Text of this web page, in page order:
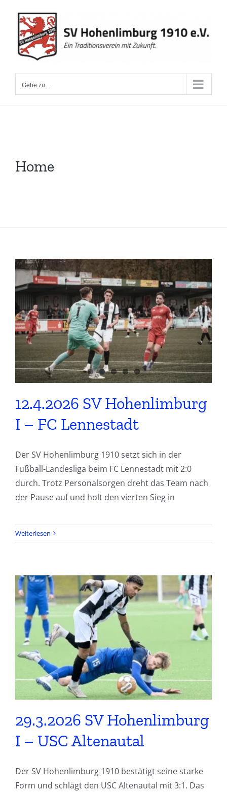
Inhalt
springen
Gehe zu ...
Home
12.4.2026 SV Hohenlimburg
I – FC Lennestadt
Der SV Hohenlimburg 1910 setzt sich in der
Fußball-Landesliga beim FC Lennestadt mit 2:0
durch. Trotz Personalsorgen dreht das Team nach
der Pause auf und holt den vierten Sieg in
Weiterlesen
29.3.2026 SV Hohenlimburg
I – USC Altenautal
Der SV Hohenlimburg 1910 bestätigt seine starke
Form und schlägt den USC Altenautal mit 3:1. Das